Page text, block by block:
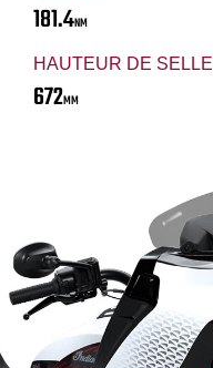
181.4NM
HAUTEUR DE SELLE
672MM